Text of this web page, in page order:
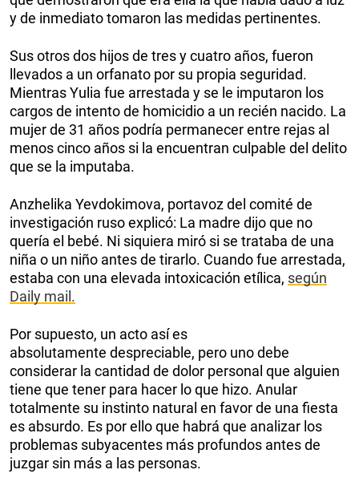
y de inmediato tomaron las medidas pertinentes.
Sus otros dos hijos de tres y cuatro años, fueron
llevados a un orfanato por su propia seguridad.
Mientras Yulia fue arrestada y se le imputaron los
cargos de intento de homicidio a un recién nacido. La
mujer de 31 años podría permanecer entre rejas al
menos cinco años si la encuentran culpable del delito
que se la imputaba.
Anzhelika Yevdokimova, portavoz del comité de
investigación ruso explicó: La madre dijo que no
quería el bebé. Ni siquiera miró si se trataba de una
niña o un niño antes de tirarlo. Cuando fue arrestada,
estaba con una elevada intoxicación etílica, según
Daily mail.
Por supuesto, un acto así es
absolutamente despreciable, pero uno debe
considerar la cantidad de dolor personal que alguien
tiene que tener para hacer lo que hizo. Anular
totalmente su instinto natural en favor de una fiesta
es absurdo. Es por ello que habrá que analizar los
problemas subyacentes más profundos antes de
juzgar sin más a las personas.